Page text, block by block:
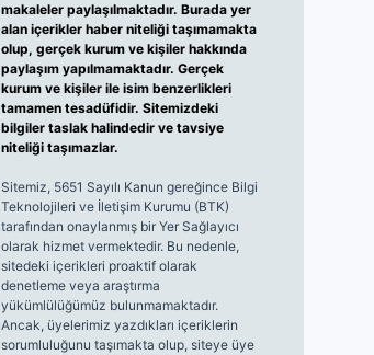
makaleler paylaşılmaktadır. Burada yer
alan içerikler haber niteliği taşımamakta
olup, gerçek kurum ve kişiler hakkında
paylaşım yapılmamaktadır. Gerçek
kurum ve kişiler ile isim benzerlikleri
tamamen tesadüfidir. Sitemizdeki
bilgiler taslak halindedir ve tavsiye
niteliği taşımazlar.
Sitemiz, 5651 Sayılı Kanun gereğince Bilgi
Teknolojileri ve İletişim Kurumu (BTK)
tarafından onaylanmış bir Yer Sağlayıcı
olarak hizmet vermektedir. Bu nedenle,
sitedeki içerikleri proaktif olarak
denetleme veya araştırma
yükümlülüğümüz bulunmamaktadır.
Ancak, üyelerimiz yazdıkları içeriklerin
sorumluluğunu taşımakta olup, siteye üye